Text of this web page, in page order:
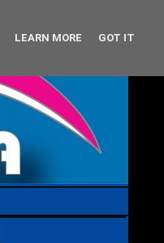
LEARN MORE GOT IT